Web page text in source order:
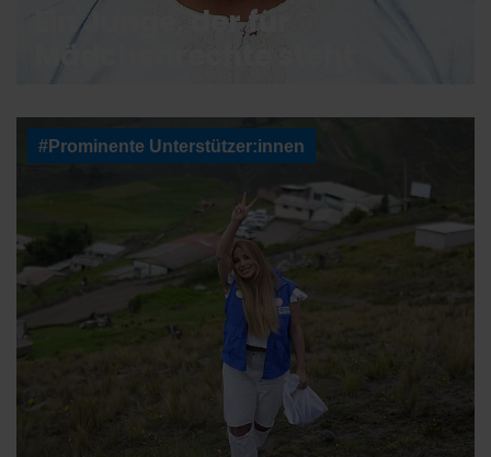
Ein Junge, der für
Mädchenrechte steht
#Prominente Unterstützer:innen